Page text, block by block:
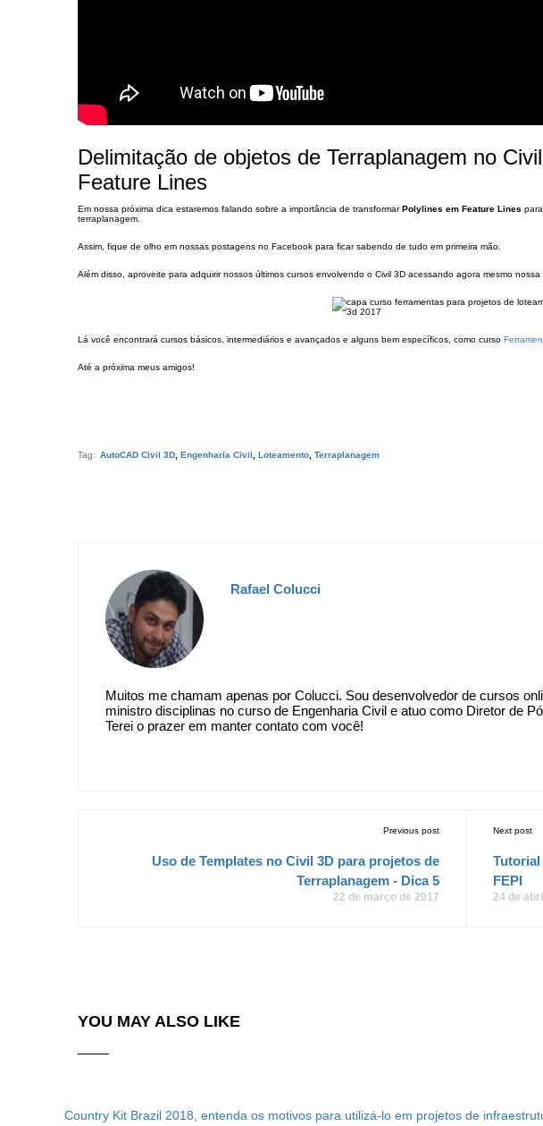
Delimitação de objetos de Terraplanagem no
Feature Lines
Em nossa próxima dica estaremos falando sobre a importância de transformarPolylines em Feature Lines
terraplanagem.
Assim, fique de olho em nossas postagens no Facebook para ficar sabendo de tudo em primeira mão.
Além disso, aproveite para adquirir nossos últimos cursos envolvendo o Civil 3D acessando agora mesmo nossa
Lá você encontrará cursos básicos, intermediários e avançados e alguns bem específicos, como curso
Até a próxima meus amigos!
Tag: AutoCAD Civil 3D Engenharia Civil Loteamento Terraplanagem
Rafael Colucci
Muitos me chamam apenas por Colucci. Sou desenvolvedor de cursos
ministro disciplinas no curso de Engenharia Civil e atuo como Diretor de
Terei o prazer em manter contato com você!
Previous post
Uso de Templates no Civil 3D para projetos de
Terraplanagem - Dica 5
22 de março de 2017
Next post
Tutorial
FEPI
24 de
YOU MAY ALSO LIKE
Country Kit Brazil 2018, entenda os motivos para utilizá-lo em projetos de